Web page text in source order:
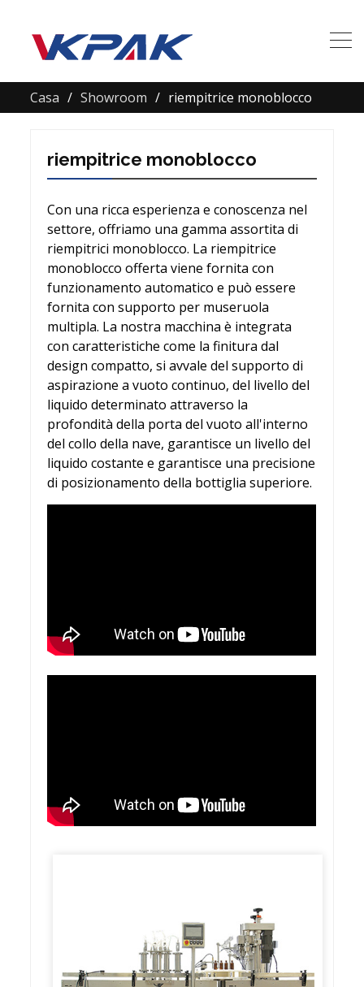
Casa Showroom riempitrice monoblocco
riempitrice monoblocco
Con una ricca esperienza e conoscenza nel
settore, offriamo una gamma assortita di
riempitrici monoblocco. La riempitrice
monoblocco offerta viene fornita con
funzionamento automatico e può essere
fornita con supporto per museruola
multipla. La nostra macchina è integrata
con caratteristiche come la finitura dal
design compatto, si avvale del supporto di
aspirazione a vuoto continuo, del livello del
liquido determinato attraverso la
profondità della porta del vuoto all'interno
del collo della nave, garantisce un livello del
liquido costante e garantisce una precisione
di posizionamento della bottiglia superiore.